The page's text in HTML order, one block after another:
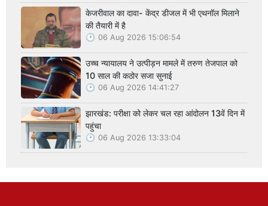
केजरीवाल का दावा- केंद्र डीजल में भी एथनॉल मिलाने
की तैयारी में है
06 Aug 2026 15:06:54
उच्च न्यायालय ने उत्पीड़न मामले में तरुण तेजपाल को
10 साल की कठोर सजा सुनाई
06 Aug 2026 14:41:27
झारखंड: परीक्षा को लेकर चल रहा आंदोलन 13वें दिन में
पहुंचा
06 Aug 2026 13:33:04